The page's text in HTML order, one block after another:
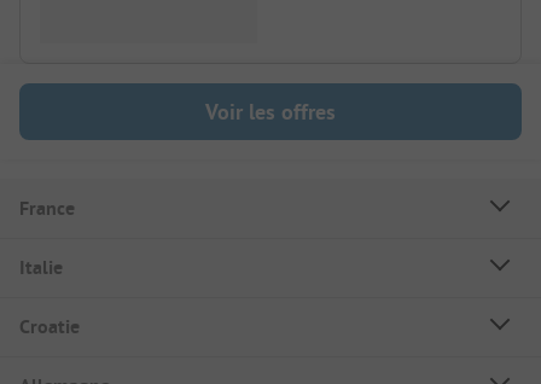
Voir les offres
France
Italie
Croatie